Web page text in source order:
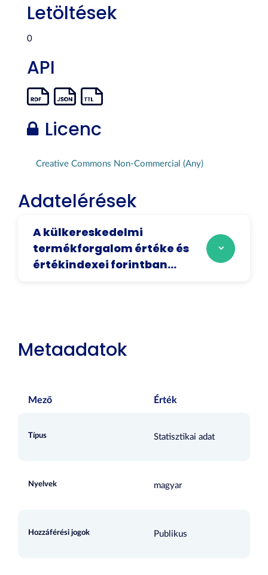
Letöltések
0
API
Licenc
Creative Commons Non-Commercial (Any)
Adatelérések
A külkereskedelmi
termékforgalom értéke és
értékindexei forintban...
Metaadatok
Mező Érték
Típus Statisztikai adat
Nyelvek magyar
Hozzáférési jogok Publikus